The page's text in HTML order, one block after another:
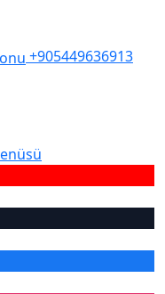
+905449636913